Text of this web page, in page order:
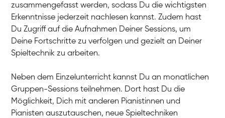
Klavier / Piano / Flügel
Hannes
Klavier / Piano / Flügel
Klavier / Piano / Flügel
zusammengefasst werden, sodass Du die wichtigsten
Erkenntnisse jederzeit nachlesen kannst. Zudem hast
Du Zugriff auf die Aufnahmen Deiner Sessions, um
Deine Fortschritte zu verfolgen und gezielt an Deiner
Spieltechnik zu arbeiten.
Neben dem Einzelunterricht kannst Du an monatlichen
Gruppen-Sessions teilnehmen. Dort hast Du die
Möglichkeit, Dich mit anderen Pianistinnen und
Pianisten auszutauschen, neue Spieltechniken